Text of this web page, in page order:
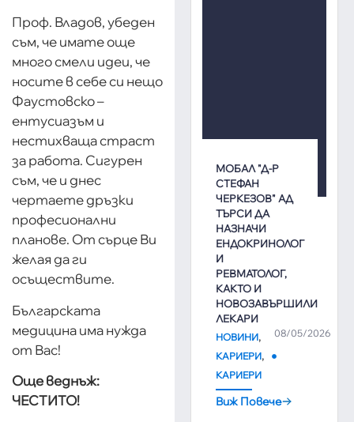
Проф. Владов, убеден
съм, че имате още
много смели идеи, че
носите в себе си нещо
Фаустовско –
ентусиазъм и
нестихваща страст
за работа. Сигурен
съм, че и днес
чертаете дръзки
професионални
планове. От сърце Ви
желая да ги
осъществите.
Българската
медицина има нужда
от Вaс!
Още веднъж:
ЧЕСТИТО!
МОБАЛ "Д-Р
СТЕФАН
ЧЕРКЕЗОВ" АД
ТЪРСИ ДА
НАЗНАЧИ
ЕНДОКРИНОЛОГ
И
РЕВМАТОЛОГ,
КАКТО И
НОВОЗАВЪРШИЛИ
ЛЕКАРИ
08/05/2026
НОВИНИ,
КАРИЕРИ,
КАРИЕРИ
Виж Повече